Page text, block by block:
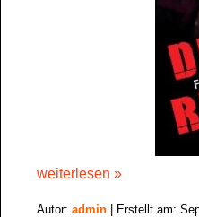
weiterlesen »
Autor: admin | Erstellt am: